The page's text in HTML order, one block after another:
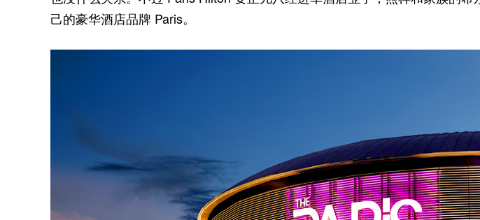
己的豪华酒店品牌 Paris。